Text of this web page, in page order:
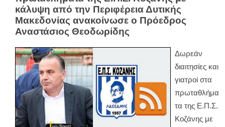
κάλυψη από την Περιφέρεια Δυτικής
Μακεδονίας ανακοίνωσε ο Πρόεδρος
Αναστάσιος Θεοδωρίδης
Δωρεάν
διαιτησίες και
γιατροί στα
πρωταθλήμα
τα της Ε.Π.Σ.
Κοζάνης με